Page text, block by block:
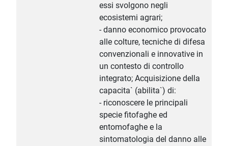
essi svolgono negli
ecosistemi agrari;
- danno economico provocato
alle colture, tecniche di difesa
convenzionali e innovative in
un contesto di controllo
integrato; Acquisizione della
capacita` (abilita`) di:
- riconoscere le principali
specie fitofaghe ed
entomofaghe e la
sintomatologia del danno alle